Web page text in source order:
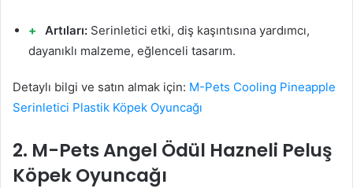
Artıları: Serinletici etki, diş kaşıntısına yardımcı,
dayanıklı malzeme, eğlenceli tasarım.
Detaylı bilgi ve satın almak için: M-Pets Cooling Pineapple
Serinletici Plastik Köpek Oyuncağı
2. M-Pets Angel Ödül Hazneli Peluş
Köpek Oyuncağı